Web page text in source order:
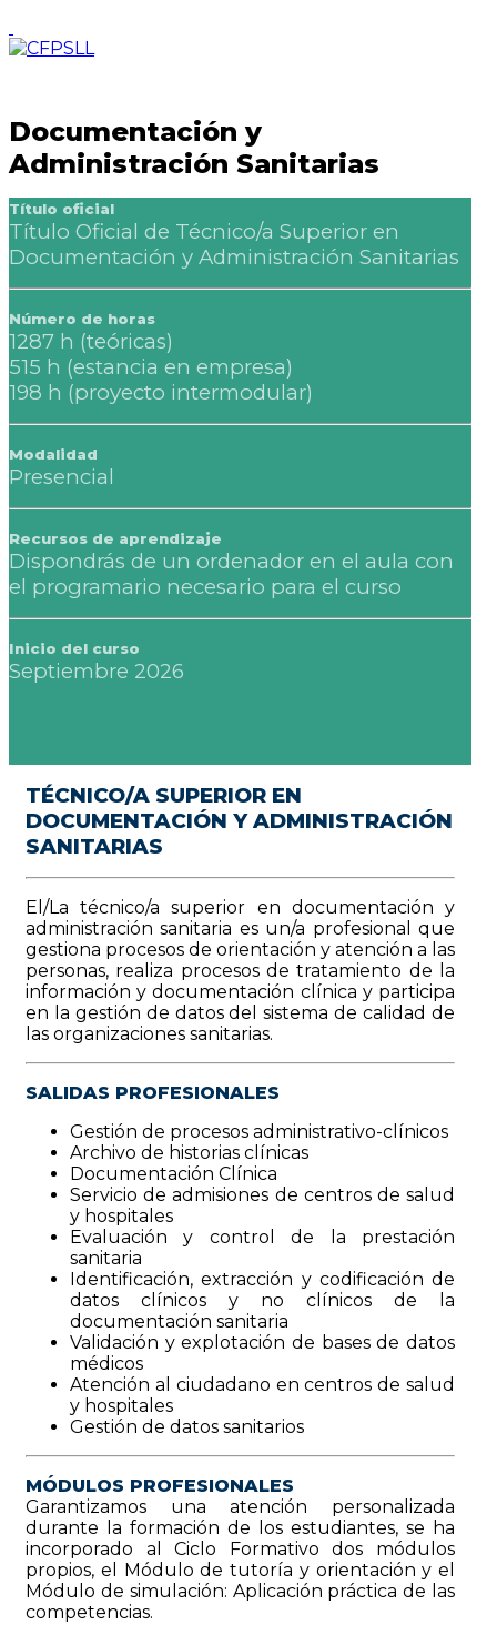
Documentación y
Administración Sanitarias
Título oficial
Título Oficial de Técnico/a Superior en
Documentación y Administración Sanitarias
Número de horas
1287 h (teóricas)
515 h (estancia en empresa)
198 h (proyecto intermodular)
Modalidad
Presencial
Recursos de aprendizaje
Dispondrás de un ordenador en el aula con
el programario necesario para el curso
Inicio del curso
Septiembre 2026
TÉCNICO/A SUPERIOR EN
DOCUMENTACIÓN Y ADMINISTRACIÓN
SANITARIAS
El/La técnico/a superior en documentación y
administración sanitaria es un/a profesional que
gestiona procesos de orientación y atención a las
personas, realiza procesos de tratamiento de la
información y documentación clínica y participa
en la gestión de datos del sistema de calidad de
las organizaciones sanitarias.
SALIDAS PROFESIONALES
Gestión de procesos administrativo-clínicos
Archivo de historias clínicas
Documentación Clínica
Servicio de admisiones de centros de salud
y hospitales
Evaluación y control de la prestación
sanitaria
Identificación, extracción y codificación de
datos clínicos y no clínicos de la
documentación sanitaria
Validación y explotación de bases de datos
médicos
Atención al ciudadano en centros de salud
y hospitales
Gestión de datos sanitarios
MÓDULOS PROFESIONALES
Garantizamos una atención personalizada
durante la formación de los estudiantes, se ha
incorporado al Ciclo Formativo dos módulos
propios, el Módulo de tutoría y orientación y el
Módulo de simulación: Aplicación práctica de las
competencias.